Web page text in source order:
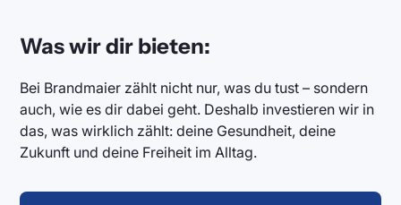
Was wir dir bieten:
Bei Brandmaier zählt nicht nur, was du tust – sondern
auch, wie es dir dabei geht. Deshalb investieren wir in
das, was wirklich zählt: deine Gesundheit, deine
Zukunft und deine Freiheit im Alltag.